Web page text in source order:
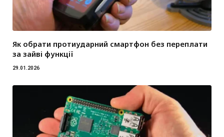
Як обрати протиударний смартфон без переплати
за зайві функції
29.01.2026